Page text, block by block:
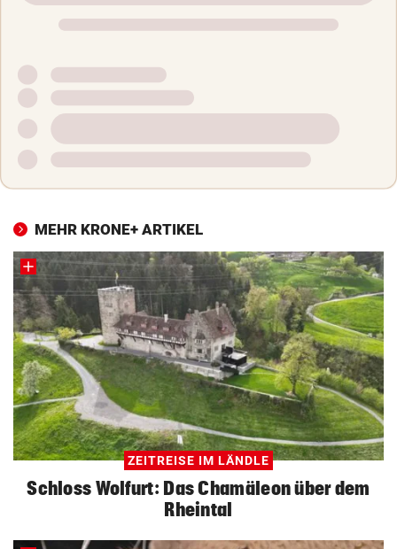
MEHR KRONE+ ARTIKEL
ZEITREISE IM LÄNDLE
Schloss Wolfurt: Das Chamäleon über dem
Rheintal